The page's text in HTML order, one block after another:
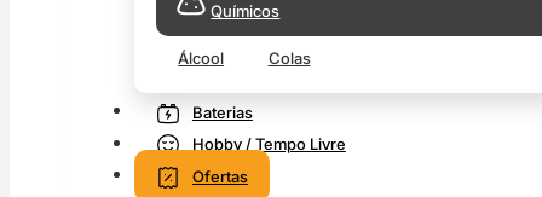
Químicos
Álcool Colas
Baterias
Hobby / Tempo Livre
Ofertas